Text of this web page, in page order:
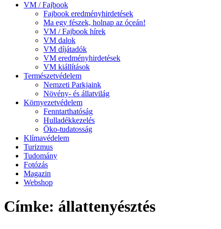
VM / Fajbook
Fajbook eredményhirdetések
Ma egy fészek, holnap az óceán!
VM / Fajbook hírek
VM dalok
VM díjátadók
VM eredményhirdetések
VM kiállítások
Természetvédelem
Nemzeti Parkjaink
Növény- és állatvilág
Környezetvédelem
Fenntarthatóság
Hulladékkezelés
Öko-tudatosság
Klímavédelem
Turizmus
Tudomány
Fotózás
Magazin
Webshop
Címke: állattenyésztés